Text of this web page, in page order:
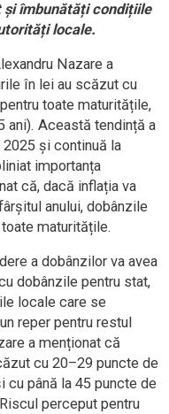
îmbunătăți condițiile
locale.
Nazare a
în lei au scăzut cu
toate maturitățile,
ani). Această tendință a
și continuă la
importanța
că, dacă inflația va
anului, dobânzile
maturitățile.
a dobânzilor va avea
dobânzile pentru stat,
locale care se
reper pentru restul
a menționat că
cu 20–29 puncte de
cu până la 45 puncte de
perceput pentru